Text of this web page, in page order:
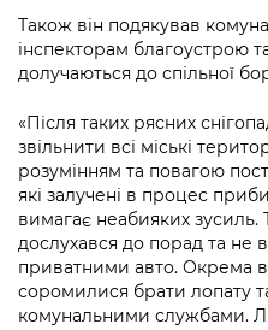
Підприємства,
Річні звіти
Гендерна політика
Безбар'єрність
Київська міська
Пам'ятки культурної
Портал Захисників та
Безбар'єрність
Портал послуг
Міський застосунок
Важливе під час
«Ініціатива
Уряд» – місцевий
Важливе під час
Інформація для
Про відкриті дані
Портал даних Києва
Публічні дашборди
Також він подякував
інспекторам благоустрою
долучаються до спільної
«Після таких рясних
звільнити всі міські
розумінням та повагою
які залучені в процес
вимагає неабияких
дослухався до порад та не
приватними авто. Окрема
соромилися брати лопату
комунальними службами.